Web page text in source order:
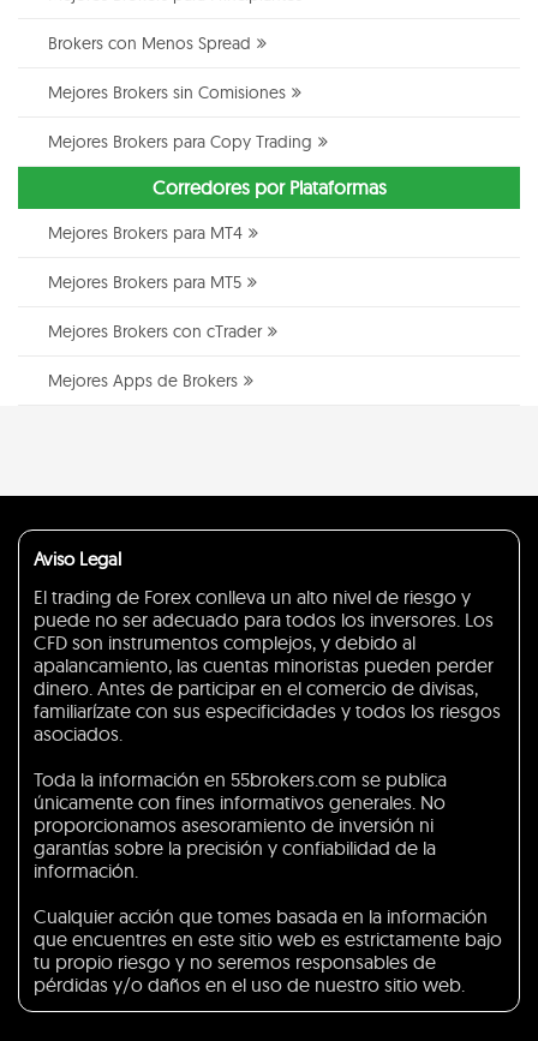
Brokers con Menos Spread
Mejores Brokers sin Comisiones
Mejores Brokers para Copy Trading
Corredores por Plataformas
Mejores Brokers para MT4
Mejores Brokers para MT5
Mejores Brokers con cTrader
Mejores Apps de Brokers
Aviso Legal
El trading de Forex conlleva un alto nivel de riesgo y
puede no ser adecuado para todos los inversores. Los
CFD son instrumentos complejos, y debido al
apalancamiento, las cuentas minoristas pueden perder
dinero. Antes de participar en el comercio de divisas,
familiarízate con sus especificidades y todos los riesgos
asociados.
Toda la información en 55brokers.com se publica
únicamente con fines informativos generales. No
proporcionamos asesoramiento de inversión ni
garantías sobre la precisión y confiabilidad de la
información.
Cualquier acción que tomes basada en la información
que encuentres en este sitio web es estrictamente bajo
tu propio riesgo y no seremos responsables de
pérdidas y/o daños en el uso de nuestro sitio web.